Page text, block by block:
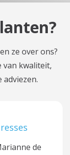
ze over ons?
van kwaliteit,
de